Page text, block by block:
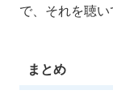
で、それを聴
まとめ